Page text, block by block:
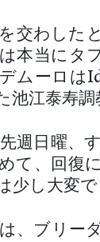
交わした
本当にタ
ムーロは
池江泰寿調
週日曜、
て、回復
少し大変で
、ブリー